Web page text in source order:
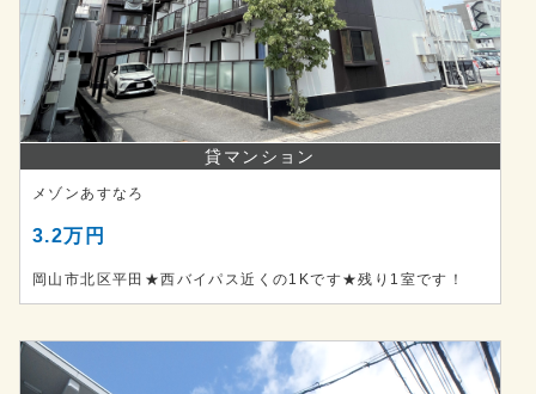
貸マンション
メゾンあすなろ
3.2万円
岡山市北区平田★西バイパス近くの1Kです★残り1室です！